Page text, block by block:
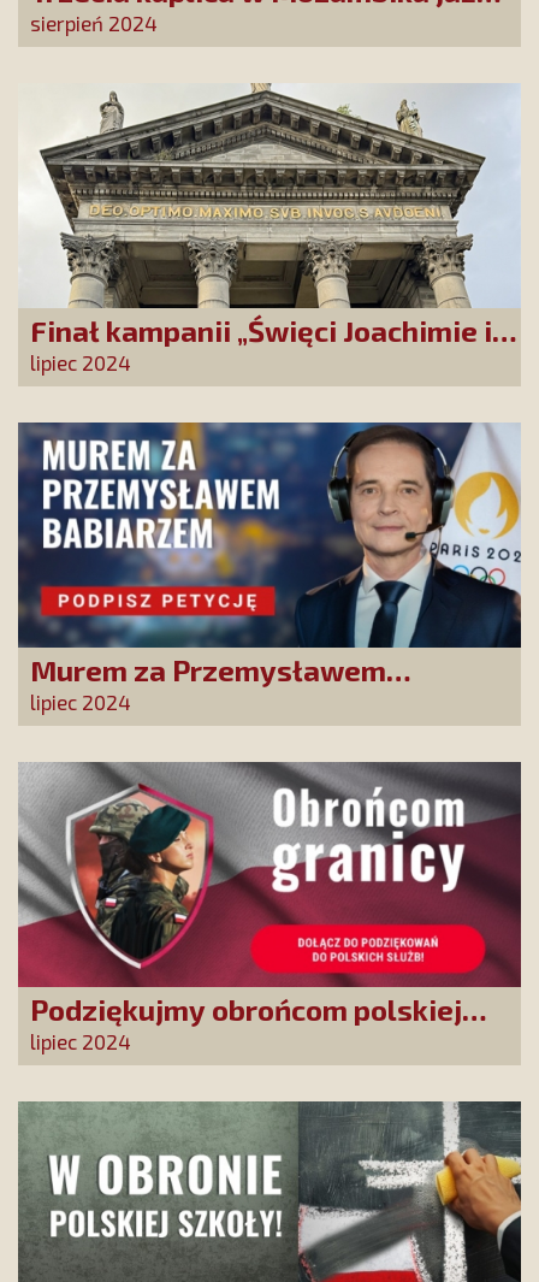
służy lokalnej społeczności
sierpień 2024
Finał kampanii „Święci Joachimie i
Anno, módlcie się za nami!”
lipiec 2024
Murem za Przemysławem
Babiarzem - akcja petycyjna do
władz TVP
lipiec 2024
Podziękujmy obrońcom polskiej
granicy
lipiec 2024